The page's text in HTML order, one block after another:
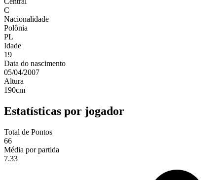
C
Nacionalidade
Polônia
PL
Idade
19
Data do nascimento
05/04/2007
Altura
190cm
Estatísticas por jogador
Total de Pontos
66
Média por partida
7.33